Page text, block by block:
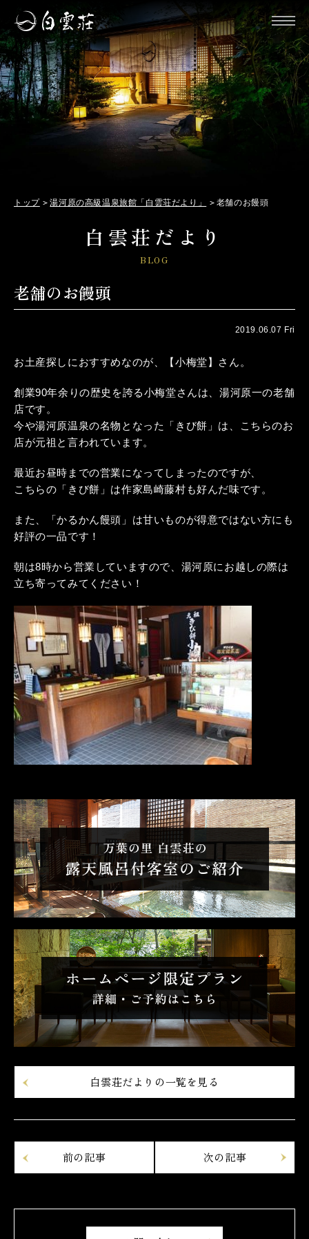
トップ 湯河原の高級温泉旅館「白雲荘だより」 老舗のお饅頭
白雲荘だより
BLOG
老舗のお饅頭
2019.06.07 Fri
お土産探しにおすすめなのが、【小梅堂】さん。
創業90年余りの歴史を誇る小梅堂さんは、湯河原一の老舗
店です。
今や湯河原温泉の名物となった「きび餅」は、こちらのお
店が元祖と言われています。
最近お昼時までの営業になってしまったのですが、
こちらの「きび餅」は作家島崎藤村も好んだ味です。
また、「かるかん饅頭」は甘いものが得意ではない方にも
好評の一品です！
朝は8時から営業していますので、湯河原にお越しの際は
立ち寄ってみてください！
白雲荘だよりの一覧を見る